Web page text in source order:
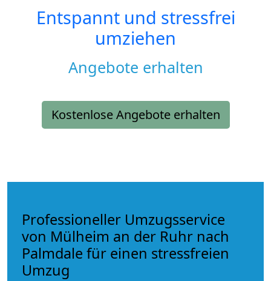
Entspannt und stressfrei
umziehen
Angebote erhalten
Kostenlose Angebote erhalten
Professioneller Umzugsservice
von Mülheim an der Ruhr nach
Palmdale für einen stressfreien
Umzug